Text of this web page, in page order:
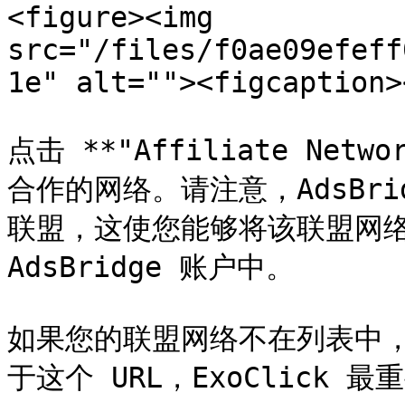
<figure><img
src="/files/
1e"
点击 **"Affiliate
合作的网络。请注意，
联盟，这使您能够将该联盟
AdsBridge 账户中。
如果您的联盟网络不在列表中
于这个 URL，ExoClick 最